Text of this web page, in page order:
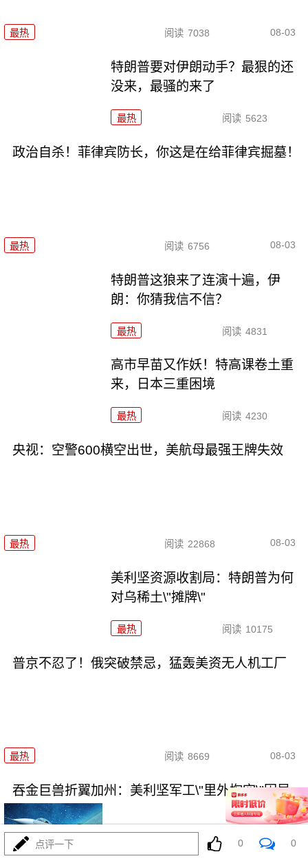
最热 阅读 7038 08-03
特朗普要对伊朗动手？最狠的还
没来，最骚的来了
最热 阅读 5623
政治自杀！菲律宾防长，你这是在给菲律宾掘墓！
最热 阅读 6756 08-03
特朗普这狼来了连演十遍，伊
朗：你猜我信不信？
最热 阅读 4831
高市早苗又作妖！特高课卷土重
来，日本三重困境
最热 阅读 4230
央视：空警600横空出世，美航母最强王牌失效
最热 阅读 22868 08-03
美利坚资源收割局：特朗普为何
对乌稀土\"摊牌\"
最热 阅读 10175
普京不忍了！俄突破禁忌，猛轰美资无人机工厂
最热 阅读 8669 08-03
吞金巨兽折翼加州：美利坚军工\"里外掏空\"困局
点评一下 0 0